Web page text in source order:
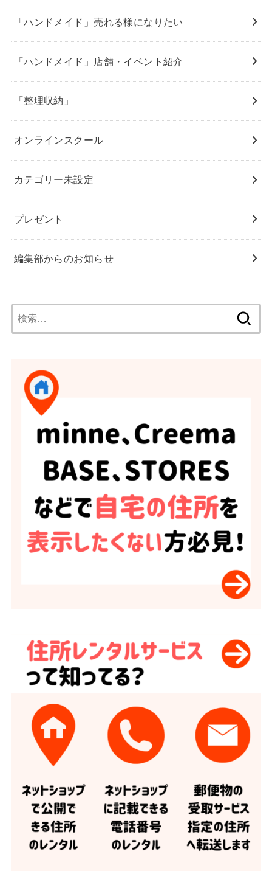
「ハンドメイド」売れる様になりたい
「ハンドメイド」店舗・イベント紹介
「整理収納」
オンラインスクール
カテゴリー未設定
プレゼント
編集部からのお知らせ
索: